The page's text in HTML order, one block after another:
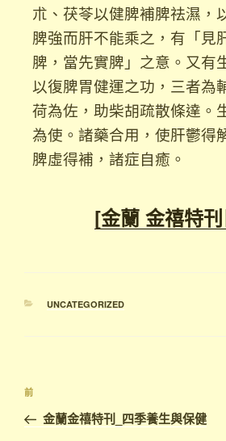
朮、茯苓以健脾補脾祛濕，
脾強而肝不能乘之，有「見
脾，當先實脾」之意。又有
以復脾胃健運之功，三者為
荷為佐，助柴胡疏散條達。
為使。諸藥合用，使肝鬱得
脾虛得補，諸症自癒。
[金蘭 金禧特
UNCATEGORIZED
前
金蘭金禧特刊_四季養生與保健